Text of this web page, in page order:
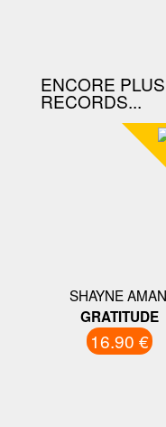
ENCORE
RECORDS...
SHAYNE
GRATITUDE
16.90 €